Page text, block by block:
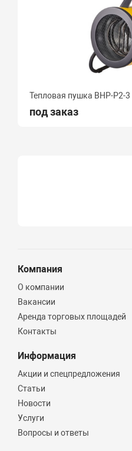
Тепловая пушка BHP-P2-
под заказ
Компания
О компании
Вакансии
Аренда торговых площадей
Контакты
Информация
Акции и спецпредложения
Статьи
Новости
Услуги
Вопросы и ответы